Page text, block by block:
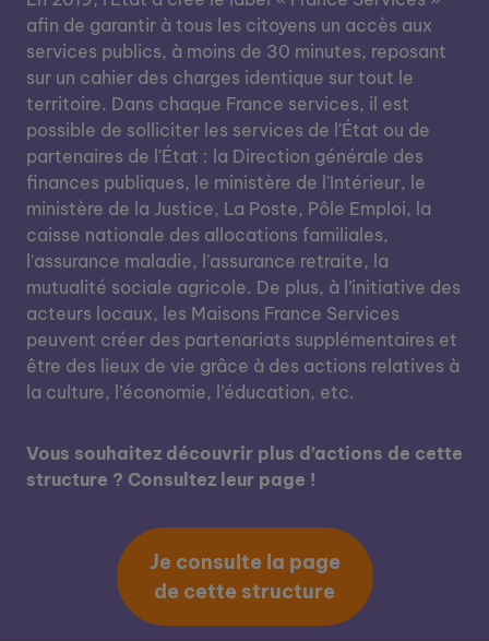
afin de garantir à tous les citoyens un accès aux
services publics, à moins de 30 minutes, reposant
sur un cahier des charges identique sur tout le
territoire. Dans chaque France services, il est
possible de solliciter les services de l'État ou de
partenaires de l'État : la Direction générale des
finances publiques, le ministère de l'Intérieur, le
ministère de la Justice, La Poste, Pôle Emploi, la
caisse nationale des allocations familiales,
l'assurance maladie, l'assurance retraite, la
mutualité sociale agricole. De plus, à l’initiative des
acteurs locaux, les Maisons France Services
peuvent créer des partenariats supplémentaires et
être des lieux de vie grâce à des actions relatives à
la culture, l’économie, l’éducation, etc.
Vous souhaitez découvrir plus d’actions de cette
structure ? Consultez leur page !
Je consulte la page
de cette structure